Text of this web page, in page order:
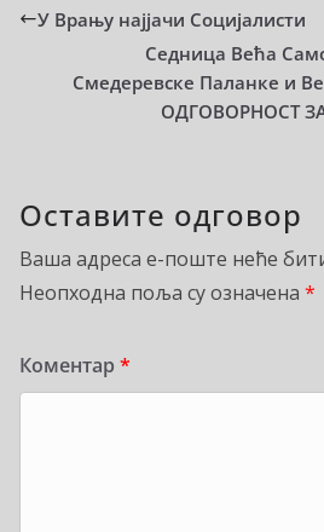
У Врању најјачи Социјалисти
Седница Већа
Смедеревске Паланке и
ОДГОВОРНОСТ
Оставите одговор
Ваша адреса е-поште неће
Неопходна поља су означена *
Коментар *